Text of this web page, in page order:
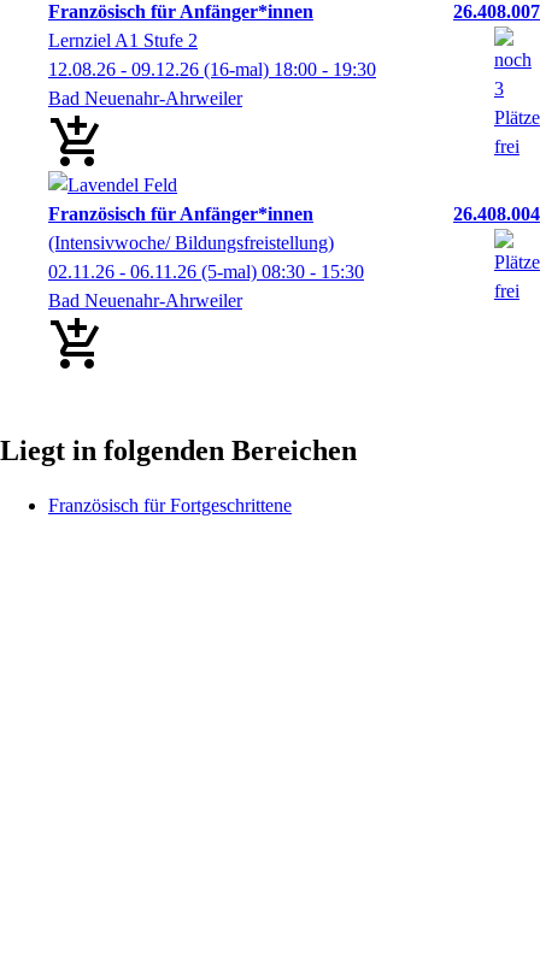
Französisch für Anfänger*innen
26.408.007
Lernziel A1 Stufe 2
12.08.26 - 09.12.26 (16-mal) 18:00 - 19:30
Bad Neuenahr-Ahrweiler
Französisch für Anfänger*innen
26.408.004
(Intensivwoche/ Bildungsfreistellung)
02.11.26 - 06.11.26 (5-mal) 08:30 - 15:30
Bad Neuenahr-Ahrweiler
Liegt in folgenden Bereichen
Französisch für Fortgeschrittene